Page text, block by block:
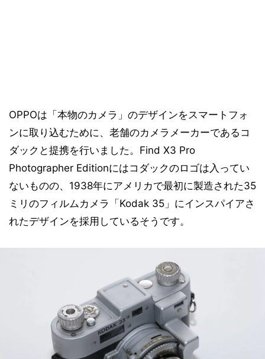
OPPOは「本物のカメラ」のデザインをスマートフォ
ンに取り込むために、老舗のカメラメーカーであるコ
ダックと提携を行いました。Find X3 Pro
Photographer Editionにはコダックのロゴは入ってい
ないものの、1938年にアメリカで最初に製造された35
ミリのフィルムカメラ「Kodak 35」にインスパイアさ
れたデザインを採用しているそうです。